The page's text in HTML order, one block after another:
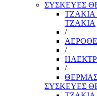
ΣΥΣΚΕΥΕΣ
ΤΖΑΚΙΑ
ΤΖΑΚΙΑ
/
/
/
ΣΥΣΚΕΥΕΣ